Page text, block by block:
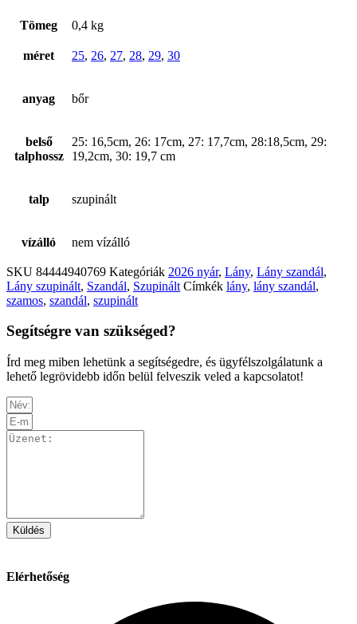
Tömeg 0,4 kg
méret 25, 26, 27, 28, 29, 30
anyag bőr
belső
talphossz
25: 16,5cm, 26: 17cm, 27: 17,7cm, 28:18,5cm, 29:
19,2cm, 30: 19,7 cm
talp szupinált
vízálló nem vízálló
SKU 84444940769 Kategóriák 2026 nyár, Lány, Lány szandál,
Lány szupinált, Szandál, Szupinált Címkék lány, lány szandál,
szamos, szandál, szupinált
Segítségre van szükséged?
Írd meg miben lehetünk a segítségedre, és ügyfélszolgálatunk a
lehető legrövidebb időn belül felveszik veled a kapcsolatot!
Küldés
Elérhetőség